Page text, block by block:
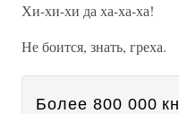
Хи-хи-хи да ха-ха-ха!
Не боится, знать, греха.
Более 800 000